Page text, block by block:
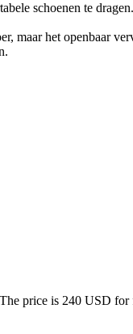
schoenen te dragen.
maar het openbaar
price is 240 USD